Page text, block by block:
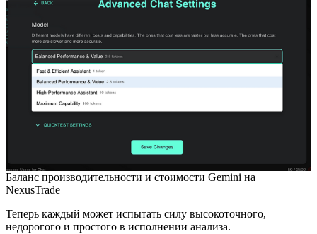
Баланс производительности и стоимости Gemini на
NexusTrade
Теперь каждый может испытать силу высокоточного,
недорогого и простого в исполнении анализа.